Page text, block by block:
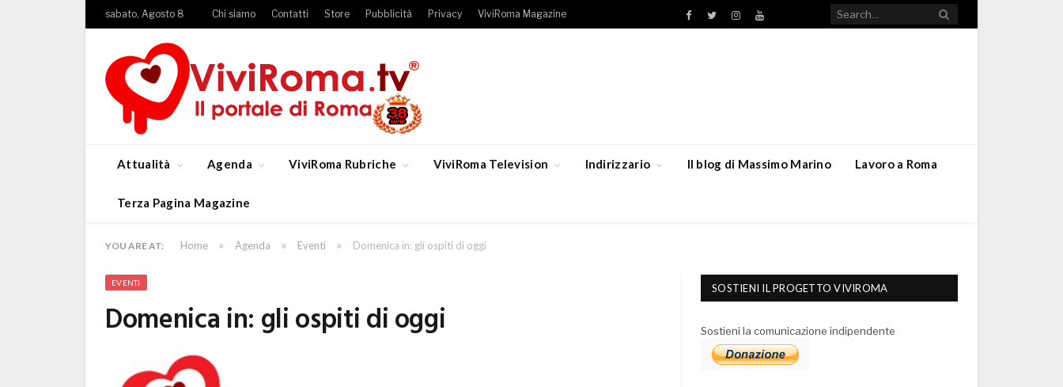
sabato, Agosto 8 Chi siamo Contatti Store Pubblicità Privacy ViviRoma Magazine Facebook
TwitterInstagramYouTube
Attualità Agenda ViviRoma Rubriche ViviRoma Television Indirizzario Il blog di Massimo Marino Lavoro a Roma
Terza Pagina Magazine
YOU ARE AT: Home » Agenda » Eventi » Domenica in: gli ospiti di oggi
EVENTI
Domenica in: gli ospiti di oggi
SOSTIENI IL PROGETTO VIVIROMA
Sostieni la comunicazione indipendente